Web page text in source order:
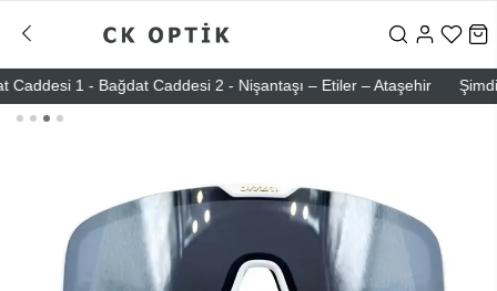
1 - Bağdat Caddesi 2 - Nişantaşı – Etiler – Ataşehir Şimdi